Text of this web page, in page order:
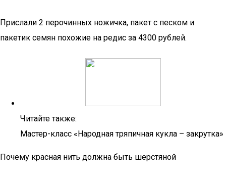
Прислали 2 перочинных ножичка, пакет с песком и
пакетик семян похожие на редис за 4300 рублей.
Читайте также:
Мастер-класс «Народная тряпичная кукла – закрутка»
Почему красная нить должна быть шерстяной